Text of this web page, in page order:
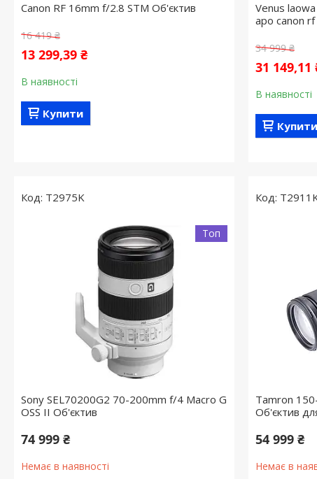
Canon RF 16mm f/2.8 STM Об'єктив
16 419 ₴
13 299,39 ₴
В наявності
Купити
Venus
apo canon
34 999 ₴
31 149,11
В наявності
Купити
T2975K
Топ
Sony SEL70200G2 70-200mm f/4 Macro G
OSS II Об'єктив
74 999 ₴
Немає в наявності
Tamron
Об'єктив
54 999 ₴
Немає в